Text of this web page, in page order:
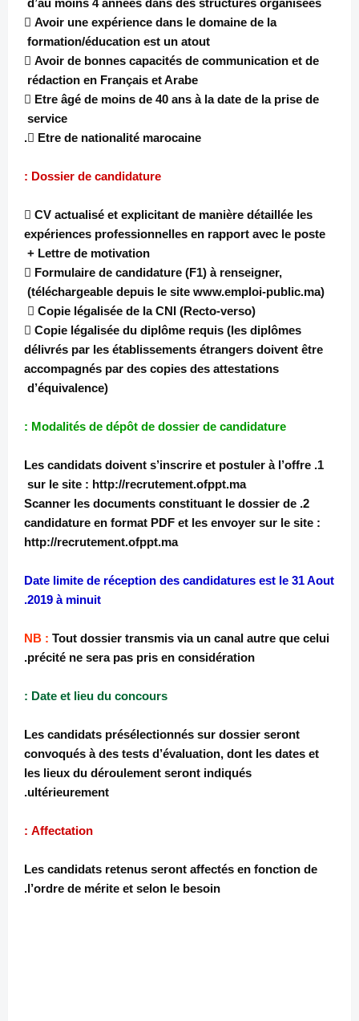
 Avoir une expérience dans le domaine de la
formation/éducation est un atout
 Avoir de bonnes capacités de communication et de
rédaction en Français et Arabe
 Etre âgé de moins de 40 ans à la date de la prise de
service
 Etre de nationalité marocaine.
Dossier de candidature :
 CV actualisé et explicitant de manière détaillée les
expériences professionnelles en rapport avec le poste
+ Lettre de motivation
 Formulaire de candidature (F1) à renseigner,
(téléchargeable depuis le site www.emploi-public.ma)
 Copie légalisée de la CNI (Recto-verso)
 Copie légalisée du diplôme requis (les diplômes
délivrés par les établissements étrangers doivent être
accompagnés par des copies des attestations
d’équivalence)
Modalités de dépôt de dossier de candidature :
1. Les candidats doivent s’inscrire et postuler à l’offre
sur le site : http://recrutement.ofppt.ma
2. Scanner les documents constituant le dossier de
candidature en format PDF et les envoyer sur le site :
http://recrutement.ofppt.ma
Date limite de réception des candidatures est le 31 Aout
2019 à minuit.
NB : Tout dossier transmis via un canal autre que celui
précité ne sera pas pris en considération.
Date et lieu du concours :
Les candidats présélectionnés sur dossier seront
convoqués à des tests d’évaluation, dont les dates et
les lieux du déroulement seront indiqués
ultérieurement.
Affectation :
Les candidats retenus seront affectés en fonction de
l’ordre de mérite et selon le besoin.